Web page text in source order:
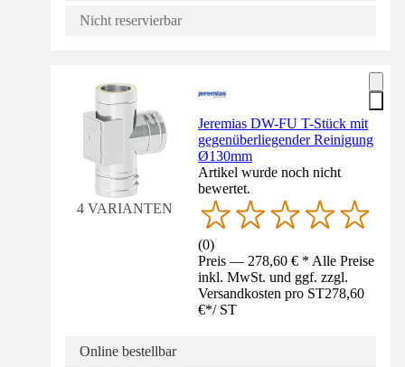
Nicht reservierbar
4 VARIANTEN
Jeremias DW-FU T-Stück mit
gegenüberliegender Reinigung
Ø130mm
Artikel wurde noch nicht
bewertet.
(0)
Preis — 278,60 € * Alle Preise
inkl. MwSt. und ggf. zzgl.
Versandkosten pro ST278,60
€*/ ST
Online bestellbar